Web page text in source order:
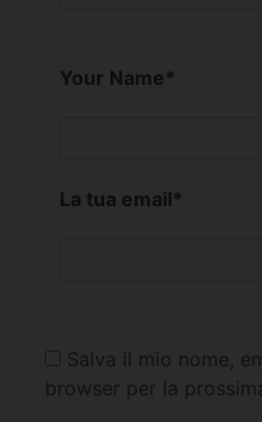
Your Name*
La tua email*
Salva il mio nome,
browser per la